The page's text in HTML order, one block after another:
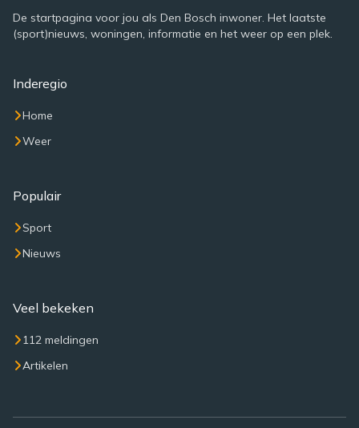
De startpagina voor jou als Den Bosch inwoner. Het laatste
(sport)nieuws, woningen, informatie en het weer op een plek.
Inderegio
Home
Weer
Populair
Sport
Nieuws
Veel bekeken
112 meldingen
Artikelen